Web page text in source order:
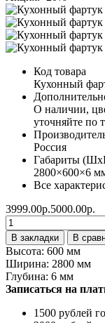
Код товара
Кухонный
О наличии,
уточняйте по
Россия
Габариты
2800×600×6
Все
3999.00р.5000.00р.
В закладки
В
Высота: 600 мм
Ширина: 2800 мм
Глубина: 6 мм
Записаться на
1500 рублей